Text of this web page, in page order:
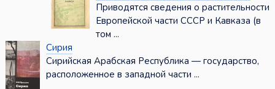
Приводятся сведения о растительности
Европейской части СССР и Кавказа (в
том ...
Сирия
Сирийская Арабская Республика — государство,
расположенное в западной части ...